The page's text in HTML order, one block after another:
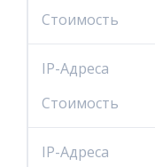
Стоимость
IP-Адреса
Стоимость
IP-Адреса